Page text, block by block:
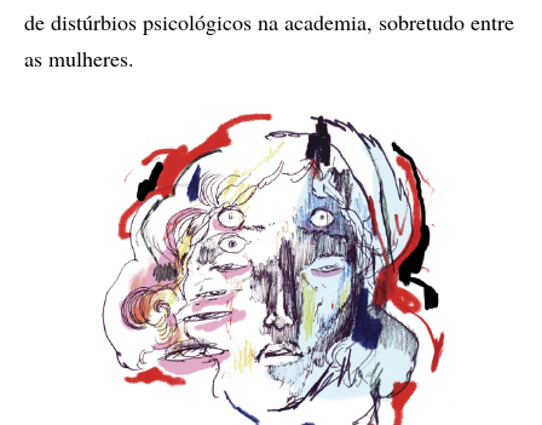
de distúrbios psicológicos na academia, sobretudo entre
as mulheres.